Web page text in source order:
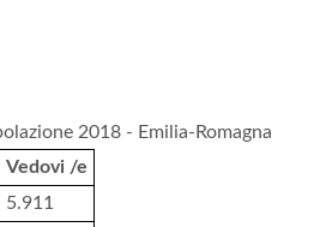
2018 - Emilia-Romagna
Vedovi /e
5.911